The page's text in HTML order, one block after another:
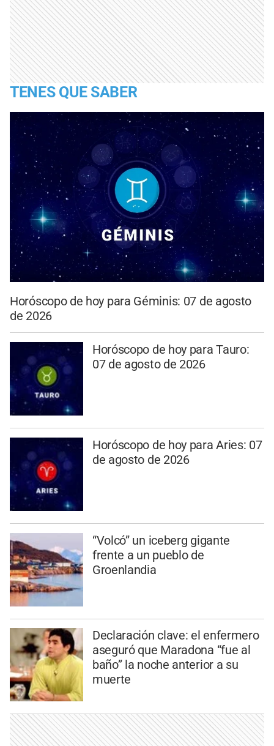
TENES QUE SABER
Horóscopo de hoy para Géminis: 07 de agosto
de 2026
Horóscopo de hoy para Tauro:
07 de agosto de 2026
Horóscopo de hoy para Aries: 07
de agosto de 2026
“Volcó” un iceberg gigante
frente a un pueblo de
Groenlandia
Declaración clave: el enfermero
aseguró que Maradona “fue al
baño” la noche anterior a su
muerte